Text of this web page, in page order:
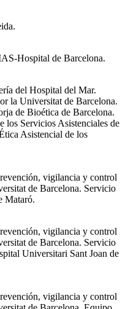
Hospital de Barcelona.
del Hospital del Mar.
la Universitat de Barcelona.
de Bioética de Barcelona.
los Servicios Asistenciales de
Asistencial de los
vigilancia y control
de Barcelona. Servicio
Mataró.
vigilancia y control
de Barcelona. Servicio
Universitari Sant Joan de
vigilancia y control